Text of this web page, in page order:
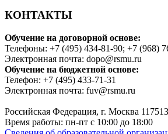
КОНТАКТЫ
Обучение на договорной основе:
Телефоны: +7 (495) 434-81-90; +7 (968)
Электронная почта: dopo@rsmu.ru
Обучение на бюджетной основе:
Телефон: +7 (495) 433-71-31
Электронная почта: fuv@rsmu.ru
Российская Федерация, г. Москва
Время работы: пн-пт с 10:00 до 18:00